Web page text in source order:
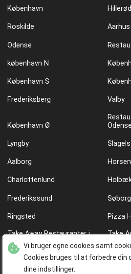
København Hillerød
Roskilde Aarhus
Odense
københavn N
København S
Frederiksberg Valby
København Ø
Odense
Lyngby
Aalborg
Charlottenlund
Frederikssund Søborg
Ringsted Pizza
Take Away Restauranter i
København Ø
Take
Dansk mad i København Pizza
Vi bruger egne cookies samt
Cookies bruges til at forbedre din
dine indstillinger.